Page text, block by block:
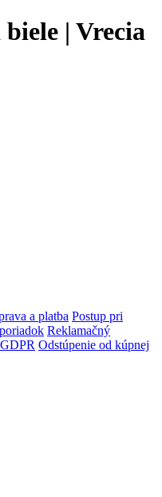
| Vrecia
a platba Postup pri
Reklamačný
Odstúpenie od kúpnej